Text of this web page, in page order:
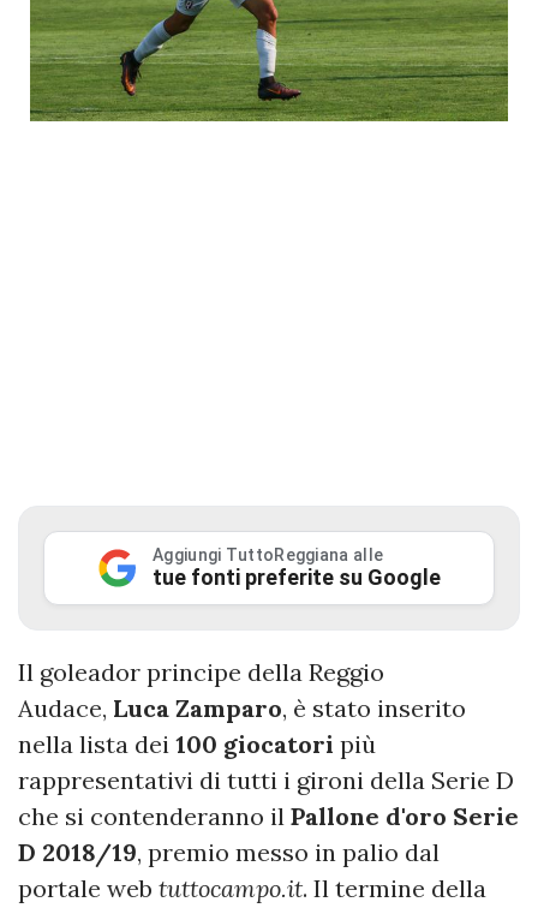
Aggiungi TuttoReggiana alle
tue fonti preferite su Google
Il goleador principe della Reggio
Audace, Luca Zamparo, è stato inserito
nella lista dei 100 giocatori più
rappresentativi di tutti i gironi della Serie D
che si contenderanno il Pallone d'oro Serie
D 2018/19, premio messo in palio dal
portale web tuttocampo.it. Il termine della